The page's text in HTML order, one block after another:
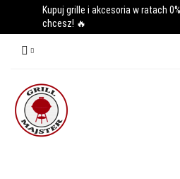
Kupuj grille i akcesoria w ratach
chcesz! 🔥